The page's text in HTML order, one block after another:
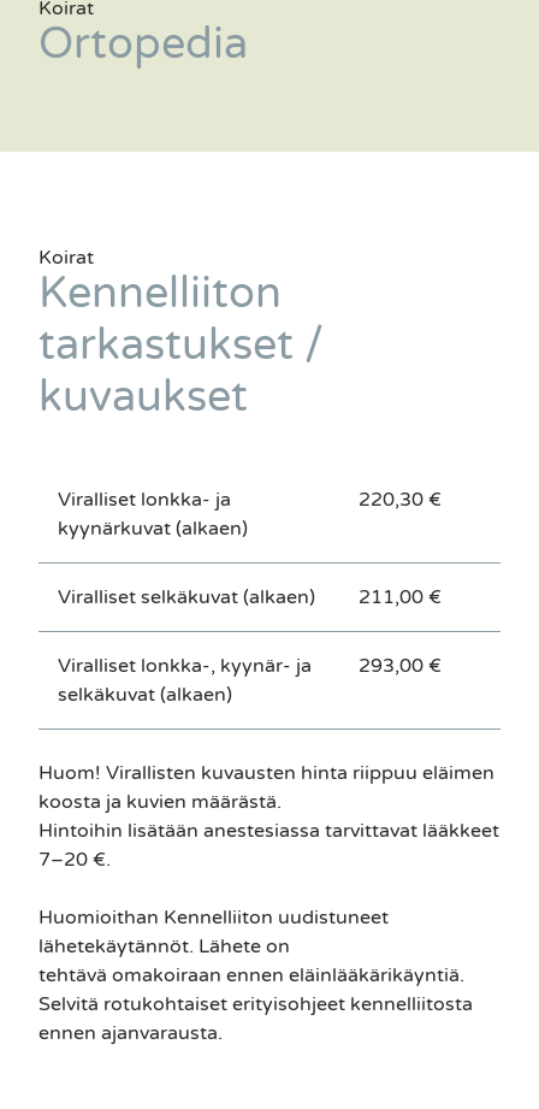
Koirat
Ortopedia
Koirat
Kennelliiton
tarkastukset /
kuvaukset
Viralliset lonkka- ja
kyynärkuvat (alkaen)
220,30 €
Viralliset selkäkuvat (alkaen) 211,00 €
Viralliset lonkka-, kyynär- ja
selkäkuvat (alkaen)
293,00 €
Huom! Virallisten kuvausten hinta riippuu eläimen
koosta ja kuvien määrästä.
Hintoihin lisätään anestesiassa tarvittavat lääkkeet
7–20 €.
Huomioithan Kennelliiton uudistuneet
lähetekäytännöt. Lähete on
tehtävä omakoiraan ennen eläinlääkärikäyntiä.
Selvitä rotukohtaiset erityisohjeet kennelliitosta
ennen ajanvarausta.